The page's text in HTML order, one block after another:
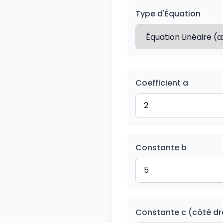
Type d'Équation
Coefficient a
Constante b
Constante c (côté